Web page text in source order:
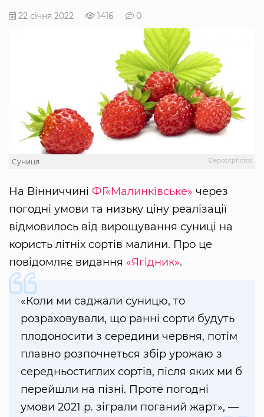
22 січня 2022 1416 0
Depositphotos
Суниця
На Вінниччині ФГ«Малинківське» через
погодні умови та низьку ціну реалізації
відмовилось від вирощування суниці на
користь літніх сортів малини. Про це
повідомляє видання «Ягідник».
«Коли ми саджали суницю, то
розраховували, що ранні сорти будуть
плодоносити з середини червня, потім
плавно розпочнеться збір урожаю з
середньостиглих сортів, після яких ми б
перейшли на пізні. Проте погодні
умови 2021 р. зіграли поганий жарт», —